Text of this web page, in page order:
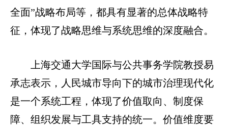
全面”战略布局等，都具有显著的总体战略特
征，体现了战略思维与系统思维的深度融合。
上海交通大学国际与公共事务学院教授易
承志表示，人民城市导向下的城市治理现代化
是一个系统工程，体现了价值取向、制度保
障、组织发展与工具支持的统一。价值维度要